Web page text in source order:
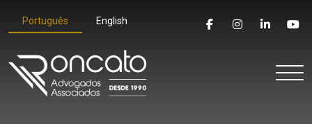
Português English